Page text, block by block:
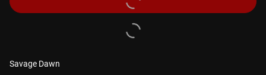
Savage Dawn